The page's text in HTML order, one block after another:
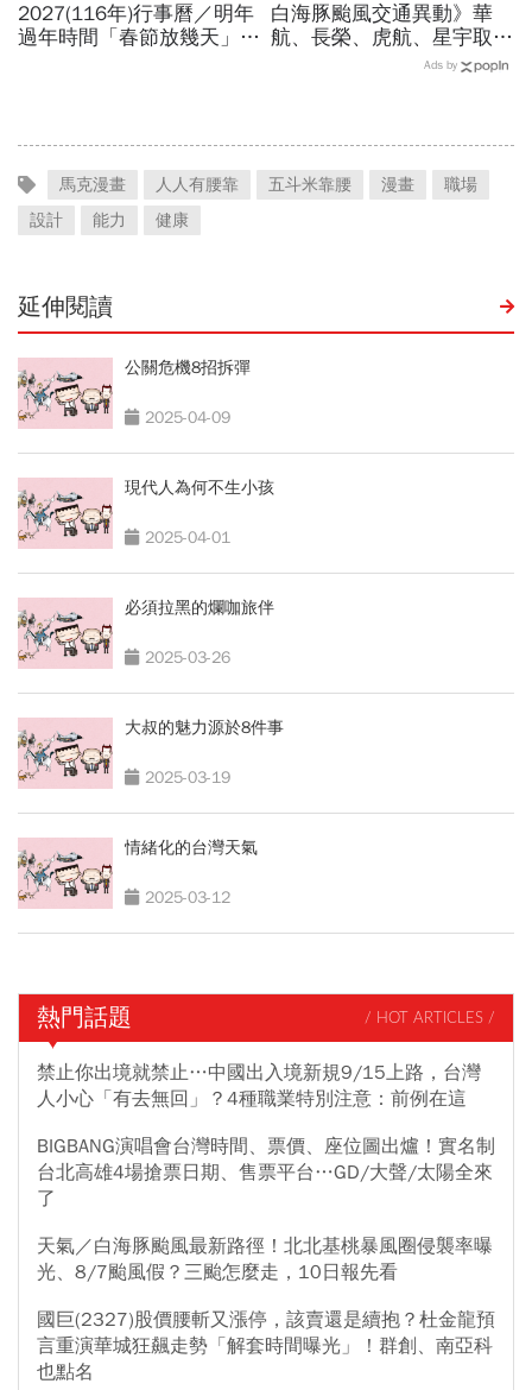
2027(116年)行事曆／明年
過年時間「春節放幾天」、
白海豚颱風交通異動》華
航、長榮、虎航、星宇取消
航班：8/6-8/8逾50班次停
Ads by
馬克漫畫 人人有腰靠 五斗米靠腰 漫畫
職場
設計
能力 健康
延伸閱讀
公關危機8招拆彈
2025-04-09
現代人為何不生小孩
2025-04-01
必須拉黑的爛咖旅伴
2025-03-26
大叔的魅力源於8件事
2025-03-19
情緒化的台灣天氣
2025-03-12
熱門話題 / HOT ARTICLES /
禁止你出境就禁止…中國出入境新規9/15上路，台灣
人小心「有去無回」？4種職業特別注意：前例在這
BIGBANG演唱會台灣時間、票價、座位圖出爐！實名制
台北高雄4場搶票日期、售票平台…GD/大聲/太陽全來
了
天氣／白海豚颱風最新路徑！北北基桃暴風圈侵襲率曝
光、8/7颱風假？三颱怎麼走，10日報先看
國巨(2327)股價腰斬又漲停，該賣還是續抱？杜金龍預
言重演華城狂飆走勢「解套時間曝光」！群創、南亞科
也點名